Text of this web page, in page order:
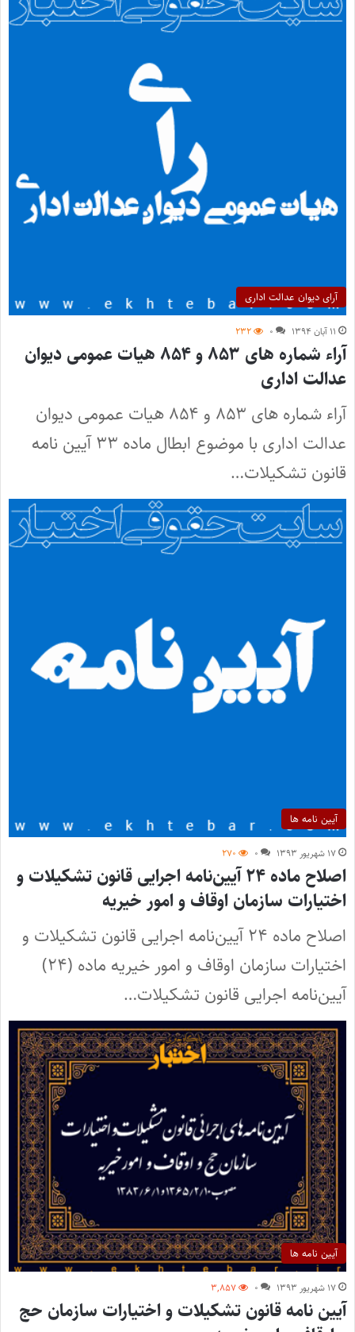
آرای دیوان عدالت اداری
۱۱ آبان ۱۳۹۴ ۰ ۲۳۲
آراء شماره های ۸۵۳ و ۸۵۴ هیات عمومی دیوان
عدالت اداری
آراء شماره های ۸۵۳ و ۸۵۴ هیات عمومی دیوان
عدالت اداری با موضوع ابطال ماده ۳۳ آیین نامه
قانون تشکیلات…
آیین نامه ها
۱۷ شهریور ۱۳۹۳ ۰ ۲۷۰
اصلاح ماده ۲۴ آیین‌نامه اجرایی قانون تشکیلات و
اختیارات سازمان اوقاف و امور خیریه
اصلاح ماده ۲۴ آیین‌نامه اجرایی قانون تشکیلات و
اختیارات سازمان اوقاف و امور خیریه ماده (۲۴)
آیین‌نامه اجرایی قانون تشکیلات…
آیین نامه ها
۱۷ شهریور ۱۳۹۳ ۰ ۳,۸۵۷
آیین نامه قانون تشکیلات و اختیارات سازمان حج